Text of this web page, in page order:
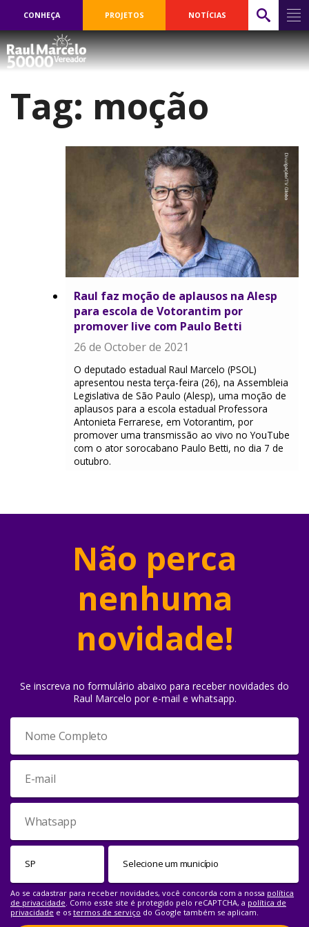
CONHEÇA PROJETOS NOTÍCIAS
Tag: moção
Raul faz moção de aplausos na Alesp
para escola de Votorantim por
promover live com Paulo Betti
26 de October de 2021
O deputado estadual Raul Marcelo (PSOL)
apresentou nesta terça-feira (26), na Assembleia
Legislativa de São Paulo (Alesp), uma moção de
aplausos para a escola estadual Professora
Antonieta Ferrarese, em Votorantim, por
promover uma transmissão ao vivo no YouTube
com o ator sorocabano Paulo Betti, no dia 7 de
outubro.
Não perca
nenhuma
novidade!
Se inscreva no formulário abaixo para receber novidades do
Raul Marcelo por e-mail e whatsapp.
Ao se cadastrar para receber novidades, você concorda com a nossa política
de privacidade. Como esste site é protegido pelo reCAPTCHA, a política de
privacidade e os termos de serviço do Google também se aplicam.